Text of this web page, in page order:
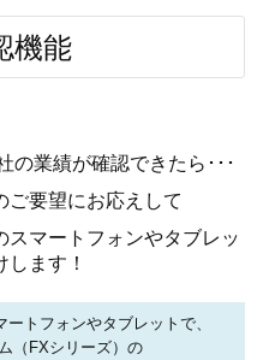
機能
の業績が確認できたら･･･
ご要望にお応えして
マートフォンやタブレッ
します！
トフォンやタブレットで、
（FXシリーズ）の